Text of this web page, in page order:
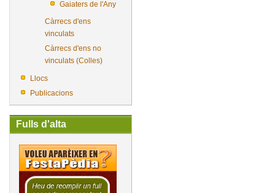
Gaiaters de l'Any
Càrrecs d'ens
vinculats
Càrrecs d'ens no
vinculats (Colles)
Llocs
Publicacions
Fulls d'alta